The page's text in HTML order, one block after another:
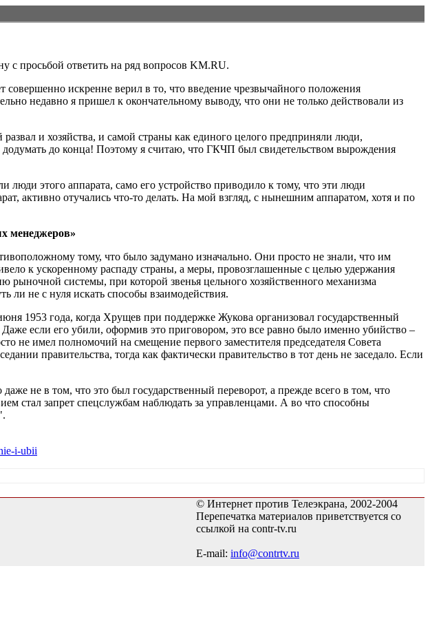
просьбой ответить на ряд вопросов KM.RU.
искренне верил в то, что введение чрезвычайного положения
недавно я пришел к окончательному выводу, что они не только действовали из
и хозяйства, и самой страны как единого целого предприняли люди,
до конца! Поэтому я считаю, что ГКЧП был свидетельством вырождения
этого аппарата, само его устройство приводило к тому, что эти люди
активно отучались что-то делать. На мой взгляд, с нынешним аппаратом, хотя и по
менеджеров»
тому, что было задумано изначально. Они просто не знали, что им
к ускоренному распаду страны, а меры, провозглашенные с целью удержания
рыночной системы, при которой звенья цельного хозяйственного механизма
ли не с нуля искать способы взаимодействия.
1953 года, когда Хрущев при поддержке Жукова организовал государственный
если его убили, оформив это приговором, это все равно было именно убийство –
не имел полномочий на смещение первого заместителя председателя Совета
правительства, тогда как фактически правительство в тот день не заседало. Если
не в том, что это был государственный переворот, а прежде всего в том, что
стал запрет спецслужбам наблюдать за управленцами. А во что способны
i-ubii
© Интернет против Телеэкрана, 2002-2004
Перепечатка материалов приветствуется со
ссылкой на contr-tv.ru
E-mail: info@contrtv.ru